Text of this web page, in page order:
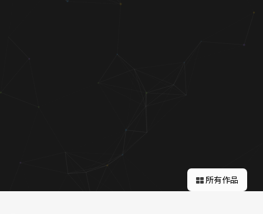
關於蘋果
所有作品